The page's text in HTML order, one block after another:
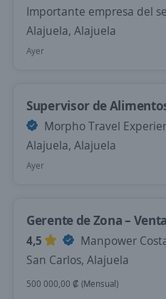
Importante empresa del
Alajuela, Alajuela
Ayer
Supervisor de
Morpho Travel
Alajuela, Alajuela
Ayer
Gerente de Zona –
4,5
Manpower
San Carlos, Alajuela
500 000,00 ₡ (Mensual)